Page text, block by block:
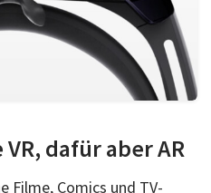
dafür aber AR
Filme, Comics und TV-